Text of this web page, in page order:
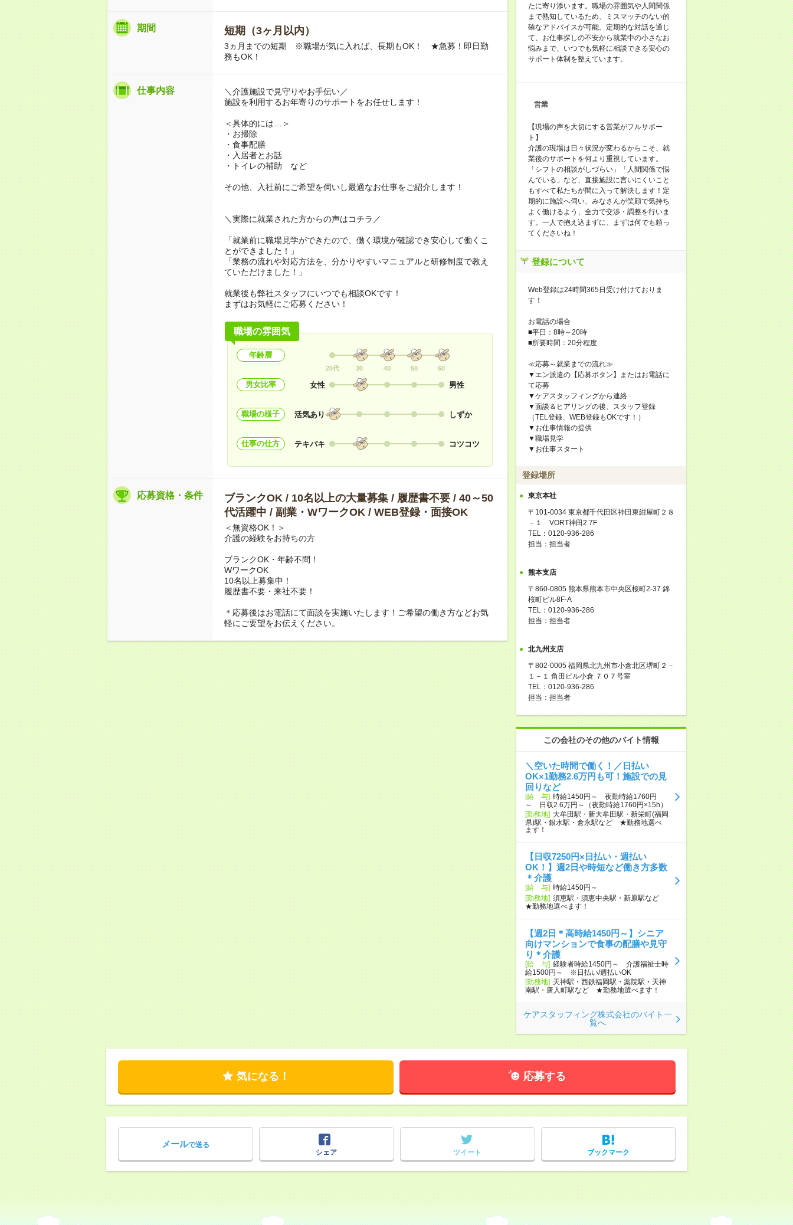
期間 短期（3ヶ月以内）
3ヵ月までの短期 ※職場が気に入れば、長期もOK！ ★急募！即日勤
務もOK！
仕事内容
＼介護施設で見守りやお手伝い／
施設を利用するお年寄りのサポートをお任せします！
＜具体的には…＞
・お掃除
・食事配膳
・入居者とお話
・トイレの補助 など
その他、入社前にご希望を伺いし最適なお仕事をご紹介します！
＼実際に就業された方からの声はコチラ／
「就業前に職場見学ができたので、働く環境が確認でき安心して働くこ
とができました！」
「業務の流れや対応方法を、分かりやすいマニュアルと研修制度で教え
ていただけました！」
就業後も弊社スタッフにいつでも相談OKです！
まずはお気軽にご応募ください！
職場の雰囲気
年齢層
20代 30 40 50 60
男女比率 女性 男性
職場の様子 活気あり しずか
仕事の仕方 テキパキ コツコツ
応募資格・条件
ブランクOK / 10名以上の大量募集 / 履歴書不要 / 40～50
代活躍中 / 副業・WワークOK / WEB登録・面接OK
＜無資格OK！＞
介護の経験をお持ちの方
ブランクOK・年齢不問！
WワークOK
10名以上募集中！
履歴書不要・来社不要！
＊応募後はお電話にて面談を実施いたします！ご希望の働き方などお気
軽にご要望をお伝えください。
たに寄り添います。職場の雰囲気や人間関係
まで熟知しているため、ミスマッチのない的
確なアドバイスが可能。定期的な対話を通じ
て、お仕事探しの不安から就業中の小さなお
悩みまで、いつでも気軽に相談できる安心の
サポート体制を整えています。
営業
【現場の声を大切にする営業がフルサポー
ト】
介護の現場は日々状況が変わるからこそ、就
業後のサポートを何より重視しています。
「シフトの相談がしづらい」「人間関係で悩
んでいる」など、直接施設に言いにくいこと
もすべて私たちが間に入って解決します！定
期的に施設へ伺い、みなさんが笑顔で気持ち
よく働けるよう、全力で交渉・調整を行いま
す。一人で抱え込まずに、まずは何でも頼っ
てくださいね！
登録について
Web登録は24時間365日受け付けておりま
す！
お電話の場合
■平日：8時～20時
■所要時間：20分程度
≪応募～就業までの流れ≫
▼エン派遣の【応募ボタン】またはお電話に
て応募
▼ケアスタッフィングから連絡
▼面談＆ヒアリングの後、スタッフ登録
（TEL登録、WEB登録もOKです！）
▼お仕事情報の提供
▼職場見学
▼お仕事スタート
登録場所
東京本社
〒101-0034 東京都千代田区神田東紺屋町２８
－１ VORT神田2 7F
TEL：0120-936-286
担当：担当者
熊本支店
〒860-0805 熊本県熊本市中央区桜町2-37 錦
桜町ビル8F-A
TEL：0120-936-286
担当：担当者
北九州支店
〒802-0005 福岡県北九州市小倉北区堺町２－
１－１ 角田ビル小倉 ７０７号室
TEL：0120-936-286
担当：担当者
この会社のその他のバイト情報
＼空いた時間で働く！／日払い
OK×1勤務2.6万円も可！施設での見
回りなど
[給 与] 時給1450円～ 夜勤時給1760円
～ 日収2.6万円～（夜勤時給1760円×15h）
[勤務地] 大牟田駅・新大牟田駅・新栄町(福岡
県)駅・銀水駅・倉永駅など ★勤務地選べ
ます！
【日収7250円×日払い・週払い
OK！】週2日や時短など働き方多数
＊介護
[給 与] 時給1450円～
[勤務地] 須恵駅・須恵中央駅・新原駅など
★勤務地選べます！
【週2日＊高時給1450円～】シニア
向けマンションで食事の配膳や見守
り＊介護
[給 与] 経験者時給1450円～ 介護福祉士時
給1500円～ ※日払い/週払いOK
[勤務地] 天神駅・西鉄福岡駅・薬院駅・天神
南駅・唐人町駅など ★勤務地選べます！
ケアスタッフィング株式会社のバイト一
覧へ
気になる！ 応募する
メールで送る
シェア
ツイート ブックマーク